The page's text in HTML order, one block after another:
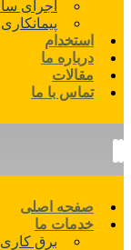
اجرای
استخدام
درباره ما
مقالات
تماس با ما
صفحه اصلی
خدمات ما
برق